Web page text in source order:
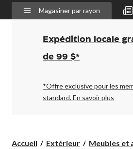
est
Leduc,
AB,
Ouvert,
Fermeture
à
pour
changer
Magasiner par rayon
Expédition locale
de 99 $*
*Offre exclusive pour les
standard.En savoir plus
Accueil Extérieur Meubles et